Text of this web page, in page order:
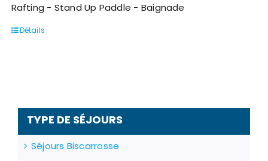
Rafting - Stand Up Paddle - Baignade
Détails
TYPE DE SÉJOURS
Séjours Biscarrosse